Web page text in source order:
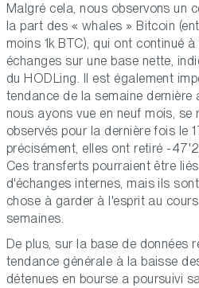
Malgré cela, nous observons un
la part des « whales » Bitcoin
moins 1k BTC), qui ont continué
échanges sur une base nette,
du HODLing. Il est également
tendance de la semaine dernière
nous ayons vue en neuf mois, se
observés pour la dernière fois le
précisément, elles ont retiré -
Ces transferts pourraient être
d'échanges internes, mais ils
chose à garder à l'esprit au
semaines.
De plus, sur la base de données
tendance générale à la baisse
détenues en bourse a poursuivi